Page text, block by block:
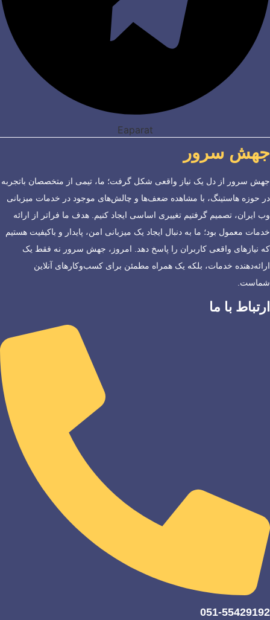
Eaparat
جهش سرور
جهش سرور از دل یک نیاز واقعی شکل گرفت؛ ما، تیمی از متخصصان باتجربه
در حوزه هاستینگ، با مشاهده ضعف‌ها و چالش‌های موجود در خدمات میزبانی
وب ایران، تصمیم گرفتیم تغییری اساسی ایجاد کنیم. هدف ما فراتر از ارائه
خدمات معمول بود؛ ما به دنبال ایجاد یک میزبانی امن، پایدار و باکیفیت هستیم
که نیازهای واقعی کاربران را پاسخ دهد. امروز، جهش سرور نه فقط یک
ارائه‌دهنده خدمات، بلکه یک همراه مطمئن برای کسب‌وکارهای آنلاین
شماست.
ارتباط با ما
051-55429192